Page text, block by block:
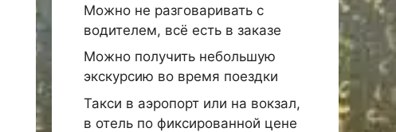
Можно не разговаривать с
водителем, всё есть в заказе
Можно получить небольшую
экскурсию во время поездки
Такси в аэропорт или на вокзал,
в отель по фиксированной цене